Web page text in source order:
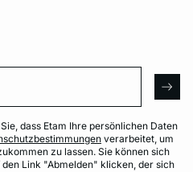
dass Etam Ihre persönlichen Daten
verarbeitet, um
zu lassen. Sie können sich
Link "Abmelden" klicken, der sich